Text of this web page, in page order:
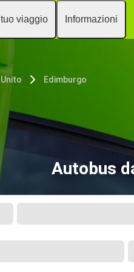
viaggio Informazioni
Edimburgo
Autobus